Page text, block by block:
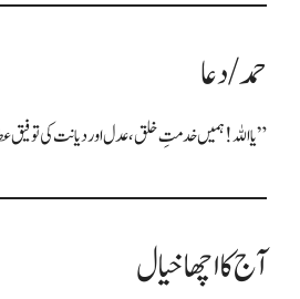
حمد / دعا
“یا اللہ! ہمیں خدمتِ خلق، عدل اور دیانت کی توفیق عطا فرما”
آج کا اچھا خیال